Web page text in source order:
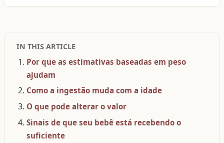
IN THIS ARTICLE
Por que as estimativas baseadas em peso
ajudam
Como a ingestão muda com a idade
O que pode alterar o valor
Sinais de que seu bebê está recebendo o
suficiente